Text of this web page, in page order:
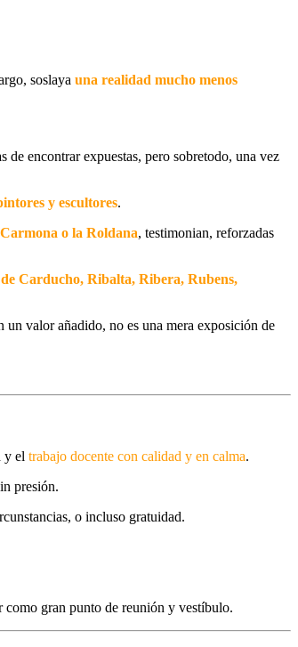
soslaya una realidad mucho menos
de encontrar expuestas, pero sobretodo, una vez
y escultores.
o la Roldana, testimonian, reforzadas
de Carducho, Ribalta, Ribera, Rubens,
un valor añadido, no es una mera exposición de
y el trabajo docente con calidad y en calma.
presión.
o incluso gratuidad.
como gran punto de reunión y vestíbulo.